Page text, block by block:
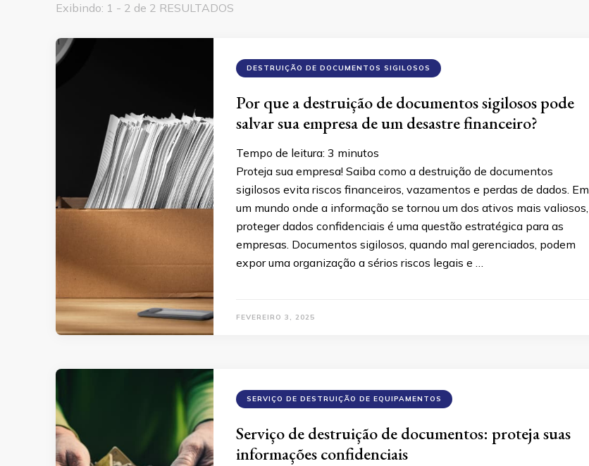
Exibindo: 1 - 2 de 2 RESULTADOS
DESTRUIÇÃO DE DOCUMENTOS SIGILOSOS
Por que a destruição de documentos sigilosos pode
salvar sua empresa de um desastre financeiro?
Tempo de leitura: 3 minutos
Proteja sua empresa! Saiba como a destruição de documentos
sigilosos evita riscos financeiros, vazamentos e perdas de dados. Em
um mundo onde a informação se tornou um dos ativos mais valiosos,
proteger dados confidenciais é uma questão estratégica para as
empresas. Documentos sigilosos, quando mal gerenciados, podem
expor uma organização a sérios riscos legais e …
FEVEREIRO 3, 2025
SERVIÇO DE DESTRUIÇÃO DE EQUIPAMENTOS
Serviço de destruição de documentos: proteja suas
informações confidenciais